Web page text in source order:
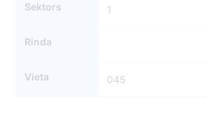
Sektors 1
Rinda
Vieta 045